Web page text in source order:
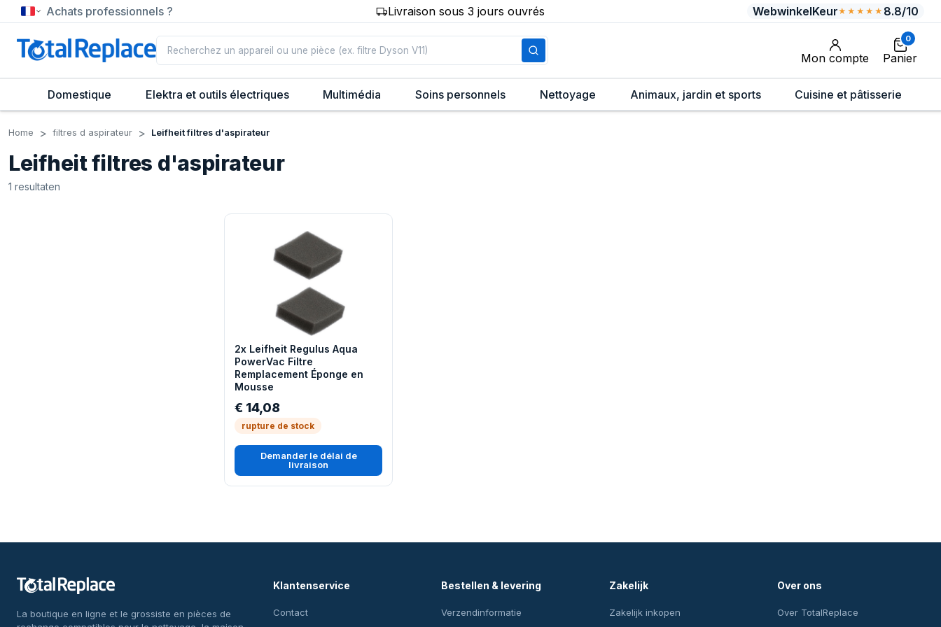
Achats professionnels ? Livraison sous 3 jours ouvrés WebwinkelKeur★★★★★ 8.8/10
Mon compte
0
Panier
Domestique Elektra et outils électriques Multimédia Soins personnels Nettoyage Animaux, jardin et sports Cuisine et pâtisserie
Home filtres d aspirateur Leifheit filtres d'aspirateur
Leifheit filtres d'aspirateur
1 resultaten
2x Leifheit Regulus Aqua
PowerVac Filtre
Remplacement Éponge en
Mousse
€ 14,08
rupture de stock
Demander le délai de
livraison
La boutique en ligne et le grossiste en pièces de
Klantenservice
Contact
Bestellen & levering
Verzendinformatie
Zakelijk
Zakelijk inkopen
Over ons
Over TotalReplace